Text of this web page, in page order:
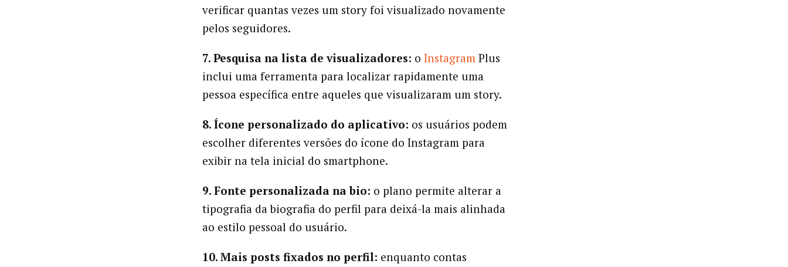
verificar quantas vezes um story foi visualizado novamente
pelos seguidores.
7. Pesquisa na lista de visualizadores: o InstagramPlus
inclui uma ferramenta para localizar rapidamente uma
pessoa específica entre aqueles que visualizaram um story.
8. Ícone personalizado do aplicativo: os usuários podem
escolher diferentes versões do ícone do Instagram para
exibir na tela inicial do smartphone.
9. Fonte personalizada na bio: o plano permite alterar a
tipografia da biografia do perfil para deixá-la mais alinhada
ao estilo pessoal do usuário.
10. Mais posts fixados no perfil: enquanto contas